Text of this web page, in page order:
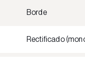
Borde
Rectificado